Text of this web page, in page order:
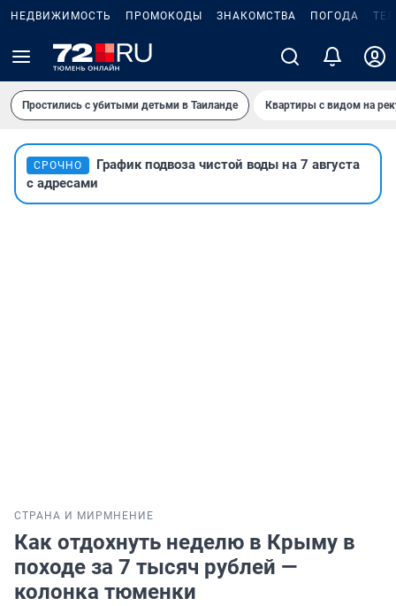
НЕДВИЖИМОСТЬ ПРОМОКОДЫ ЗНАКОМСТВА ПОГОДА
Простились с убитыми детьми в Таиланде Квартиры с видом на
СРОЧНО
График подвоза чистой воды на 7 августа
с адресами
СТРАНА И МИР МНЕНИЕ
Как отдохнуть неделю в Крыму в
походе за 7 тысяч рублей —
колонка тюменки